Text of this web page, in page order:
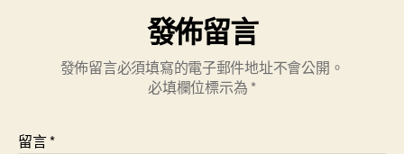
發佈留言
發佈留言必須填寫的電子郵件地址不會公開。
必填欄位標示為 *
留言*